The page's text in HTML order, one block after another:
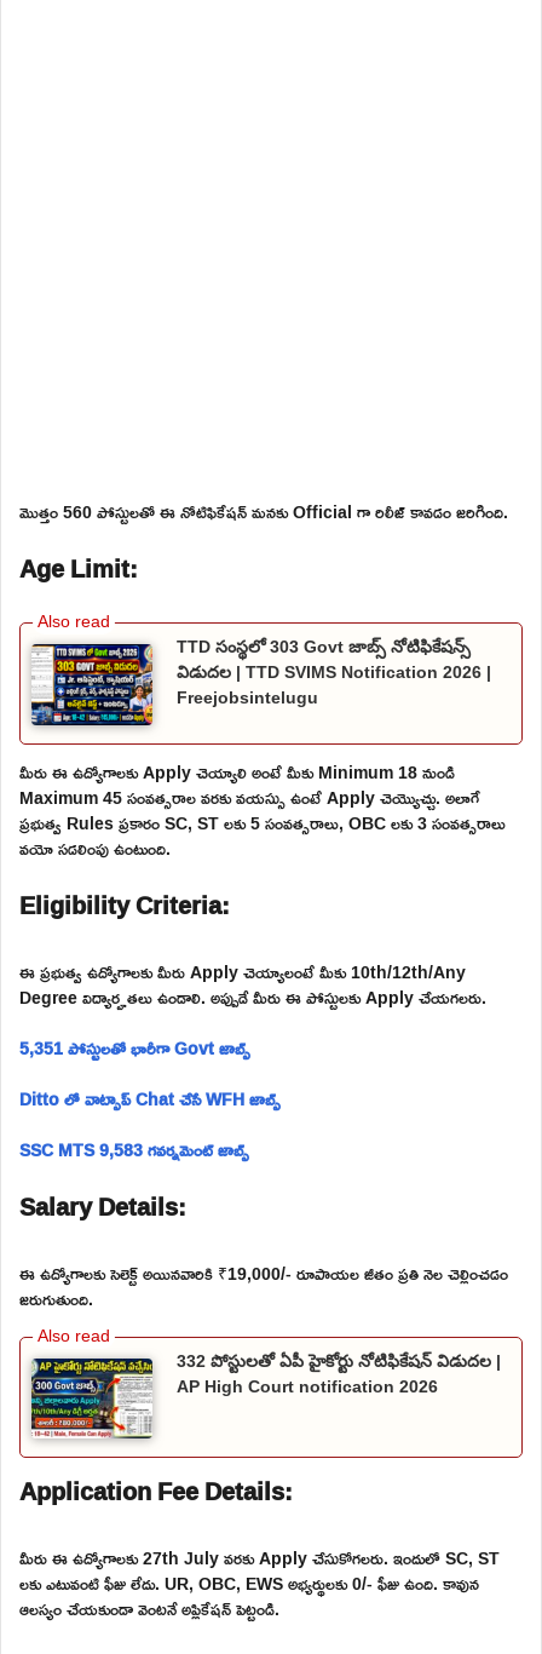
మొత్తం 560 పోస్టులతో ఈ నోటిఫికేషన్ మనకు Official గా రిలీజ్ కావడం జరిగింది.
Age Limit:
TTD సంస్థలో 303 Govt జాబ్స్ నోటిఫికేషన్స్
విడుదల | TTD SVIMS Notification 2026 |
Freejobsintelugu
మీరు ఈ ఉద్యోగాలకు Apply చెయ్యాలి అంటే మీకు Minimum 18 నుండి
Maximum 45 సంవత్సరాల వరకు వయస్సు ఉంటే Apply చెయ్యొచ్చు. అలాగే
ప్రభుత్వ Rules ప్రకారం SC, ST లకు 5 సంవత్సరాలు, OBC లకు 3 సంవత్సరాలు
వయో సడలింపు ఉంటుంది.
Eligibility Criteria:
ఈ ప్రభుత్వ ఉద్యోగాలకు మీరు Apply చెయ్యాలంటే మీకు 10th/12th/Any
Degree విద్యార్హతలు ఉండాలి. అప్పుడే మీరు ఈ పోస్టులకు Apply చేయగలరు.
5,351 పోస్టులతో భారీగా Govt జాబ్స్
Ditto లో వాట్సాప్ Chat చేసే WFH జాబ్స్
SSC MTS 9,583 గవర్నమెంట్ జాబ్స్
Salary Details:
ఈ ఉద్యోగాలకు సెలెక్ట్ అయినవారికి ₹19,000/- రూపాయల జీతం ప్రతి నెల చెల్లించడం
జరుగుతుంది.
332 పోస్టులతో ఏపీ హైకోర్టు నోటిఫికేషన్ విడుదల |
AP High Court notification 2026
Application Fee Details:
మీరు ఈ ఉద్యోగాలకు 27th July వరకు Apply చేసుకోగలరు. ఇందులో SC, ST
లకు ఎటువంటి ఫీజు లేదు. UR, OBC, EWS అభ్యర్థులకు 0/- ఫీజు ఉంది. కావున
ఆలస్యం చేయకుండా వెంటనే అప్లికేషన్ పెట్టండి.